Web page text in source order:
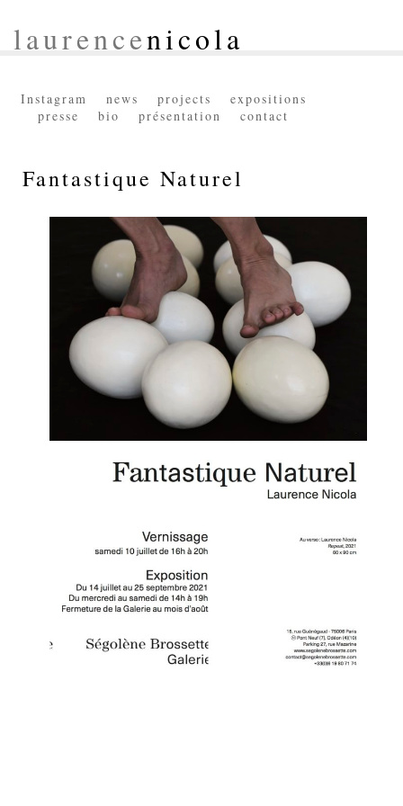
laurencenicola
Instagram news projects
expositions
presse
bio présentation contact
Fantastique Naturel